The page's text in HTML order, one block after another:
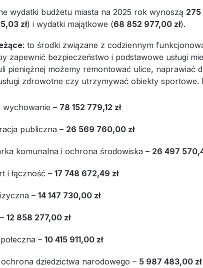
wydatki budżetu miasta na 2025 rok wynoszą 275
zł) i wydatki majątkowe (68 852 977,00 zł).
: to środki związane z codziennym
zapewnić bezpieczeństwo i podstawowe usługi
pieniężnej możemy remontować ulice, naprawiać
zdrowotne czy utrzymywać obiekty sportowe.
wychowanie – 78 152 779,12 zł
publiczna – 26 569 760,00 zł
komunalna i ochrona środowiska – 26 497
i łączność – 17 748 672,49 zł
– 14 147 730,00 zł
12 858 277,00 zł
– 10 415 911,00 zł
dziedzictwa narodowego – 5 987 483,00 zł